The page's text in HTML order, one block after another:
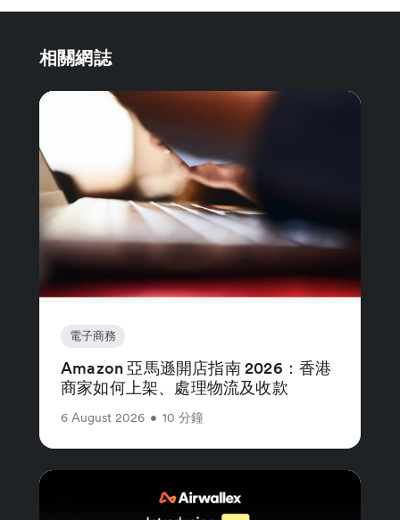
相關網誌
電子商務
Amazon 亞馬遜開店指南 2026：香港
商家如何上架、處理物流及收款
6 August 2026 • 10 分鐘